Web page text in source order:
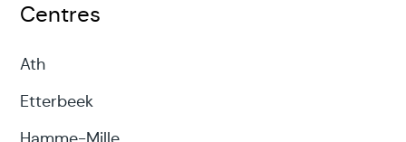
Centres
Ath
Etterbeek